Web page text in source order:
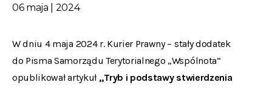
06 maja | 2024
W dniu 4 maja 2024 r. Kurier Prawny – stały dodatek
do Pisma Samorządu Terytorialnego „Wspólnota”
opublikował artykuł „Tryb i podstawy stwierdzenia